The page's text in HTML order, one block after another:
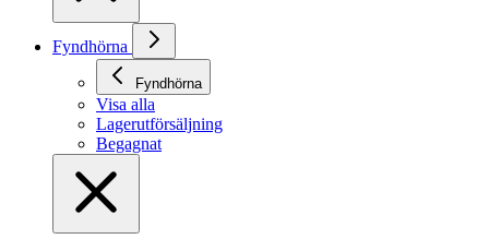
Fyndhörna
Fyndhörna
Visa alla
Lagerutförsäljning
Begagnat